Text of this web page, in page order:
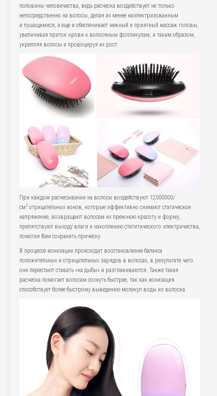
половины человечества, ведь расческа воздействует не только
непосредственно на волосы, делая их менее наэлектризованным
и пушащимися, а еще и обеспечивает нежный и приятный массаж головы,
увеличивая приток крови к волосяным фолликулам, и таким образом,
укрепляя волосы и провоцируя их рост.
При каждом расчесывании на волосы воздействуют 12000000/
см3 отрицательных ионов, которые эффективно снимают статическое
напряжение, возвращают волосам их прежнюю красоту и форму,
препятствуют выходу влаги и накоплению статитического электричества,
помогая Вам сохранить прическу.
В процессе ионизации происходит восстановление баланса
положительных и отрицательных зарядов в волосах, в результате чего
они перестают ставать «на дыбы» и разглаживаются. Также такая
расческа помогает волосам сохнуть быстрее, так как ионизация
способствует более быстрому выведению молекул воды из волоска.